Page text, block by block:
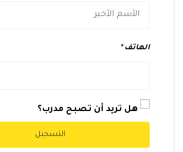
الهاتف
هل تريد أن تصبح مدرب؟
التسجيل